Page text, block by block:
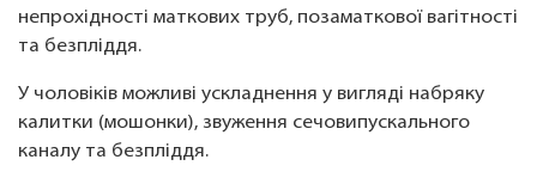
непрохідності маткових труб, позаматкової вагітності
та безпліддя.
У чоловіків можливі ускладнення у вигляді набряку
калитки (мошонки), звуження сечовипускального
каналу та безпліддя.